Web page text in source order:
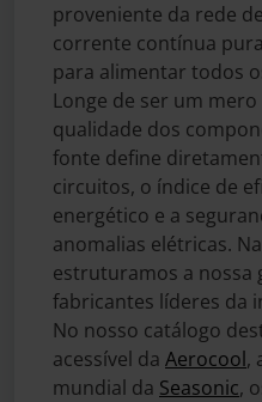
proveniente da rede
corrente contínua
para alimentar todos
Longe de ser um
qualidade dos
fonte define
circuitos, o índice de
energético e a
anomalias elétricas.
estruturamos a nossa
fabricantes líderes da
No nosso catálogo
acessível da Aerocool,
mundial da Seasonic,